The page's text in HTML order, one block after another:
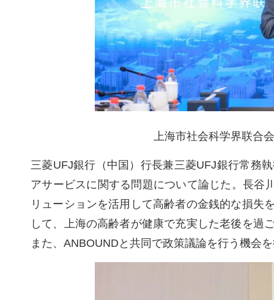
上海市社会科学界联合
三菱UFJ銀行（中国）行長兼三菱UFJ銀行常務
アサービスに関する問題について論じた。長谷
リューションを活用して高齢者の金銭的な損失
して、上海の高齢者が健康で充実した老後を過
また、ANBOUNDと共同で政策議論を行う機会